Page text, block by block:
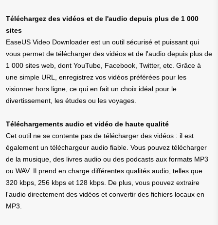
Téléchargez des vidéos et de l'audio depuis plus de 1 000
sites
EaseUS Video Downloader est un outil sécurisé et puissant qui
vous permet de télécharger des vidéos et de l'audio depuis plus de
1 000 sites web, dont YouTube, Facebook, Twitter, etc. Grâce à
une simple URL, enregistrez vos vidéos préférées pour les
visionner hors ligne, ce qui en fait un choix idéal pour le
divertissement, les études ou les voyages.
Téléchargements audio et vidéo de haute qualité
Cet outil ne se contente pas de télécharger des vidéos : il est
également un téléchargeur audio fiable. Vous pouvez télécharger
de la musique, des livres audio ou des podcasts aux formats MP3
ou WAV. Il prend en charge différentes qualités audio, telles que
320 kbps, 256 kbps et 128 kbps. De plus, vous pouvez extraire
l'audio directement des vidéos et convertir des fichiers locaux en
MP3.